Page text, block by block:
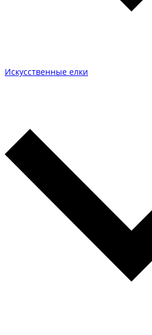
Искусственные елки